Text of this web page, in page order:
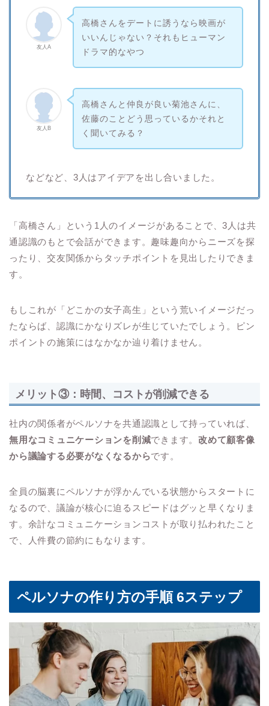
友人A
高橋さんをデートに誘うなら映画が
いいんじゃない？それもヒューマン
ドラマ的なやつ
友人B
高橋さんと仲良が良い菊池さんに、
佐藤のことどう思っているかそれと
く聞いてみる？
などなど、3人はアイデアを出し合いました。
「高橋さん」という1人のイメージがあることで、3人は共
通認識のもとで会話ができます。趣味趣向からニーズを探
ったり、交友関係からタッチポイントを見出したりできま
す。
もしこれが「どこかの女子高生」という荒いイメージだっ
たならば、認識にかなりズレが生じていたでしょう。ピン
ポイントの施策にはなかなか辿り着けません。
メリット③：時間、コストが削減できる
社内の関係者がペルソナを共通認識として持っていれば、
無用なコミュニケーションを削減できます。改めて顧客像
から議論する必要がなくなるからです。
全員の脳裏にペルソナが浮かんでいる状態からスタートに
なるので、議論が核心に迫るスピードはグッと早くなりま
す。余計なコミュニケーションコストが取り払われたこと
で、人件費の節約にもなります。
ペルソナの作り方の手順 6ステップ